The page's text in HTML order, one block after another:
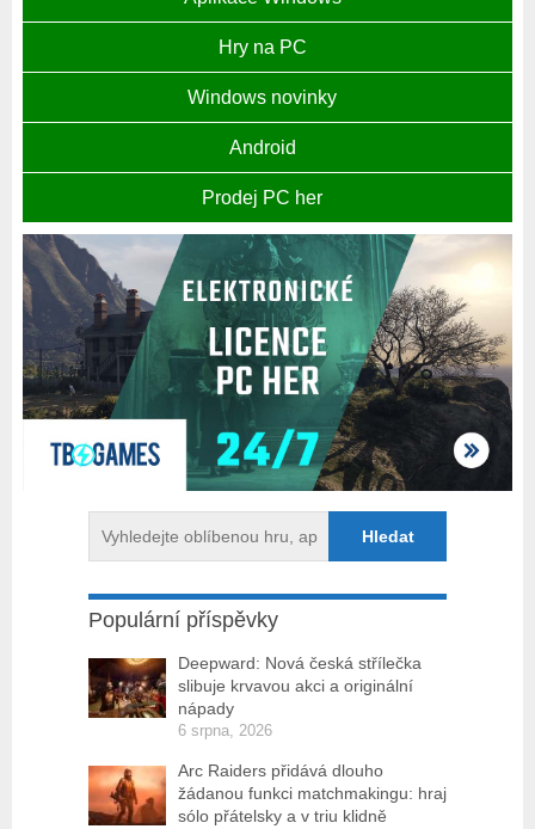
Hry na PC
Windows novinky
Android
Prodej PC her
Populární příspěvky
Deepward: Nová česká střílečka
slibuje krvavou akci a originální
nápady
6 srpna, 2026
Arc Raiders přidává dlouho
žádanou funkci matchmakingu: hraj
sólo přátelsky a v triu klidně